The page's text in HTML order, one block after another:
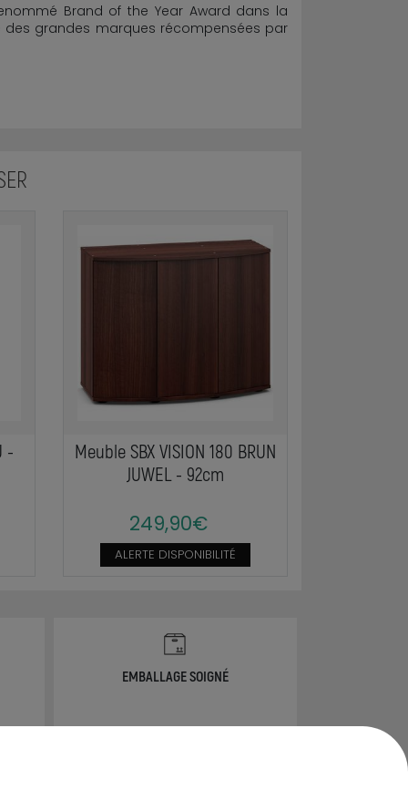
Brand of the Year Award dans la
des grandes marques récompensées par
-
Meuble SBX VISION 180 BRUN
JUWEL - 92cm
249,90€
ALERTE DISPONIBILITÉ
EMBALLAGE SOIGNÉ